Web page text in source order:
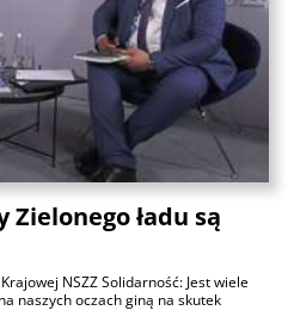
ładu są
NSZZ Solidarność: Jest wiele
naszych oczach giną na skutek